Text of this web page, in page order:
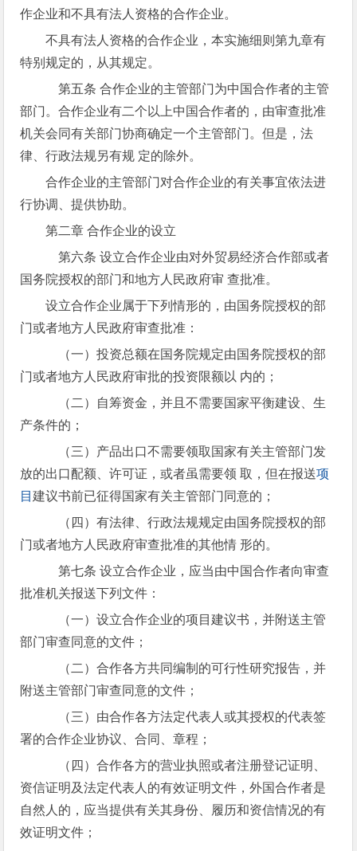
作企业和不具有法人资格的合作企业。
不具有法人资格的合作企业，本实施细则第九章有
特别规定的，从其规定。
第五条 合作企业的主管部门为中国合作者的主管
部门。合作企业有二个以上中国合作者的，由审查批准
机关会同有关部门协商确定一个主管部门。但是，法
律、行政法规另有规 定的除外。
合作企业的主管部门对合作企业的有关事宜依法进
行协调、提供协助。
第二章 合作企业的设立
第六条 设立合作企业由对外贸易经济合作部或者
国务院授权的部门和地方人民政府审 查批准。
设立合作企业属于下列情形的，由国务院授权的部
门或者地方人民政府审查批准：
（一）投资总额在国务院规定由国务院授权的部
门或者地方人民政府审批的投资限额以 内的；
（二）自筹资金，并且不需要国家平衡建设、生
产条件的；
（三）产品出口不需要领取国家有关主管部门发
放的出口配额、许可证，或者虽需要领 取，但在报送项
目建议书前已征得国家有关主管部门同意的；
（四）有法律、行政法规规定由国务院授权的部
门或者地方人民政府审查批准的其他情 形的。
第七条 设立合作企业，应当由中国合作者向审查
批准机关报送下列文件：
（一）设立合作企业的项目建议书，并附送主管
部门审查同意的文件；
（二）合作各方共同编制的可行性研究报告，并
附送主管部门审查同意的文件；
（三）由合作各方法定代表人或其授权的代表签
署的合作企业协议、合同、章程；
（四）合作各方的营业执照或者注册登记证明、
资信证明及法定代表人的有效证明文件，外国合作者是
自然人的，应当提供有关其身份、履历和资信情况的有
效证明文件；